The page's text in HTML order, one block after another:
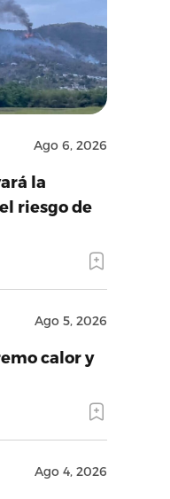
Ago 6, 2026
la
riesgo de
Ago 5, 2026
calor y
Ago 4, 2026